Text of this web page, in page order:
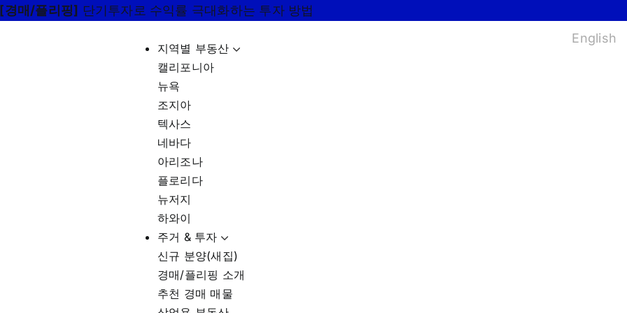
[경매/플리핑] 단기투자로 수익률 극대화하는 투자 방법
지역별 부동산
캘리포니아
뉴욕
조지아
텍사스
네바다
아리조나
플로리다
뉴저지
하와이
주거 & 투자
신규 분양(새집)
경매/플리핑 소개
추천 경매 매물
English